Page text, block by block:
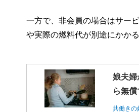
一方で、非会員の場合はサー
や実際の燃料代が別途にかか
娘夫婦
ら無
共働きの